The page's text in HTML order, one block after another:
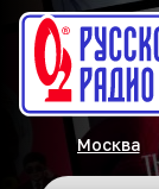
Москва